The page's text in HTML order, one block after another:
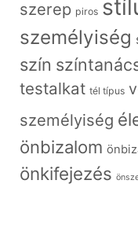
szerep piros
személyiség
szín
testalkat tél típus
személyiség
önbizalom
önkifejezés